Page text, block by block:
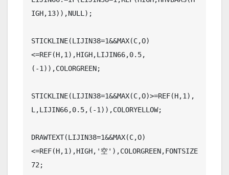
IGH,13)),NULL);
STICKLINE(LIJIN38=1&&MAX(C,O)
<=REF(H,1),HIGH,LIJIN66,0.5,
(-1)),COLORGREEN;
STICKLINE(LIJIN38=1&&MAX(C,O)>=REF(H,1),
L,LIJIN66,0.5,(-1)),COLORYELLOW;
DRAWTEXT(LIJIN38=1&&MAX(C,O)
<=REF(H,1),HIGH,'空'),COLORGREEN,FONTSIZE
72;